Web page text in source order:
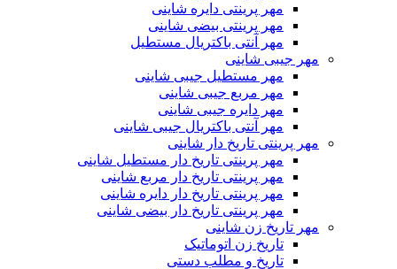
مهر پرینتی دایره شاینی
مهر پرینتی بیضی شاینی
مهر آنتی باکتریال مستطیل
مهر جیبی شاینی
مهر مستطیل جیبی شاینی
مهر مربع جیبی شاینی
مهر دایره جیبی شاینی
مهر آنتی باکتریال جیبی شاینی
مهر پرینتی تاریخ دار شاینی
مهر پرینتی تاریخ دار مستطیل شاینی
مهر پرینتی تاریخ دار مربع شاینی
مهر پرینتی تاریخ دار دایره شاینی
مهر پرینتی تاریخ دار بیضی شاینی
مهر تاریخ زن شاینی
تاریخ زن اتوماتیک
تاریخ و مطلب دستی